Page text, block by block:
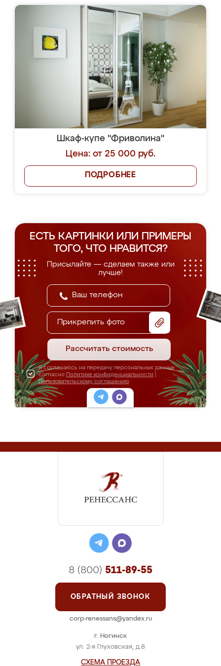
Шкаф-купе "Фриволина"
Цена: от 25 000 руб.
ПОДРОБНЕЕ
ЕСТЬ КАРТИНКИ ИЛИ ПРИМЕРЫ
ТОГО, ЧТО НРАВИТСЯ?
Присылайте — сделаем также или
лучше!
Прикрепить фото
Рассчитать стоимость
Я соглашаюсь на передачу персональных данных
согласно Политике конфиденциальности
Пользовательскому соглашению
г. Ногинск
ул. 2-я Глуховская, д.8
СХЕМА ПРОЕЗДА
8 (800) 511-89-55
ОБРАТНЫЙ ЗВОНОК
corp-renessans@yandex.ru